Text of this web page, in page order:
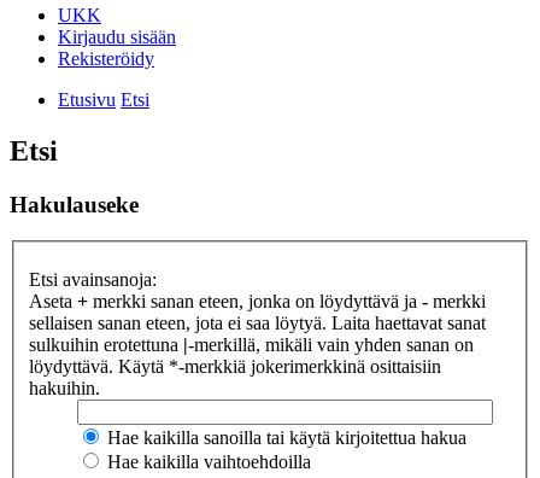
UKK
Kirjaudu sisään
Rekisteröidy
Etusivu Etsi
Etsi
Hakulauseke
Etsi avainsanoja:
Aseta + merkki sanan eteen, jonka on löydyttävä ja - merkki
sellaisen sanan eteen, jota ei saa löytyä. Laita haettavat sanat
sulkuihin erotettuna |-merkillä, mikäli vain yhden sanan on
löydyttävä. Käytä *-merkkiä jokerimerkkinä osittaisiin
hakuihin.
Hae kaikilla sanoilla tai käytä kirjoitettua hakua
Hae kaikilla vaihtoehdoilla